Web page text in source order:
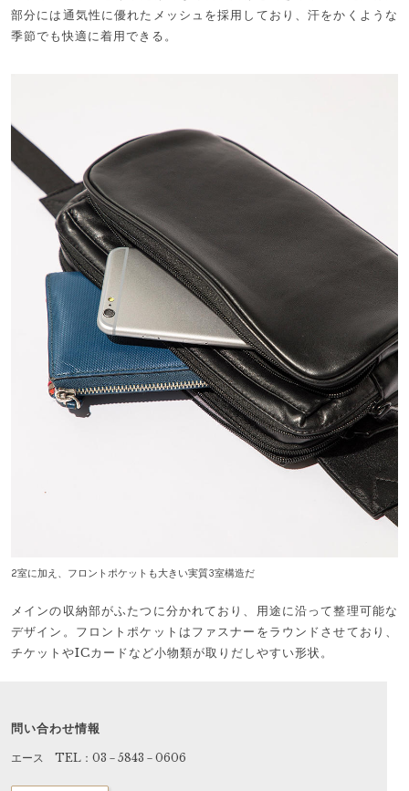
部分には通気性に優れたメッシュを採用しており、汗をかくような
季節でも快適に着用できる。
2室に加え、フロントポケットも大きい実質3室構造だ
メインの収納部がふたつに分かれており、用途に沿って整理可能な
デザイン。フロントポケットはファスナーをラウンドさせており、
チケットやICカードなど小物類が取りだしやすい形状。
問い合わせ情報
エース TEL：03－5843－0606